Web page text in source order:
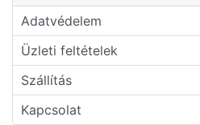
Adatvédelem
Üzleti feltételek
Szállítás
Kapcsolat